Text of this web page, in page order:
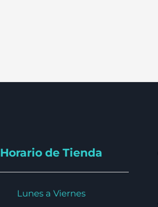
Horario de Tienda
Lunes a Viernes